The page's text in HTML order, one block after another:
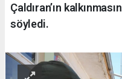
Çaldıran’ın
söyledi.